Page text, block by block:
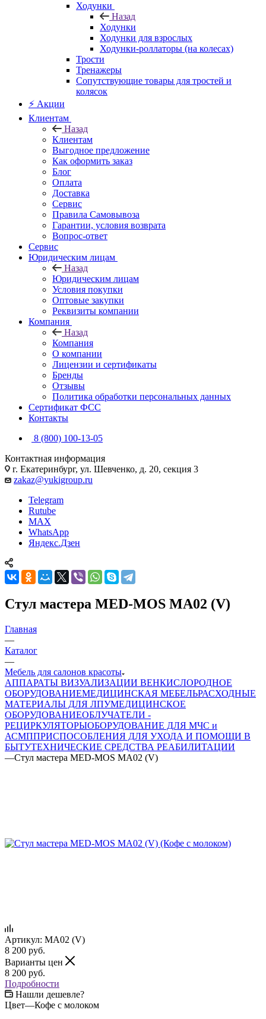
Ходунки
Назад
Ходунки
Ходунки для взрослых
Ходунки-роллаторы (на колесах)
Трости
Тренажеры
Сопутствующие товары для тростей и
колясок
⚡ Акции
Клиентам
Назад
Клиентам
Выгодное предложение
Как оформить заказ
Блог
Оплата
Доставка
Сервис
Правила Самовывоза
Гарантии, условия возврата
Вопрос-ответ
Сервис
Юридическим лицам
Назад
Юридическим лицам
Условия покупки
Оптовые закупки
Реквизиты компании
Компания
Назад
Компания
О компании
Лицензии и сертификаты
Бренды
Отзывы
Политика обработки персональных данных
Сертификат ФСС
Контакты
8 (800) 100-13-05
Контактная информация
г. Екатеринбург, ул. Шевченко, д. 20, секция 3
zakaz@yukigroup.ru
Telegram
Rutube
MAX
WhatsApp
Яндекс.Дзен
Стул мастера MED-MOS МА02 (V)
Главная
—
Каталог
—
Мебель для салонов красоты
АППАРАТЫ ВИЗУАЛИЗАЦИИ ВЕНКИСЛОРОДНОЕ
ОБОРУДОВАНИЕМЕДИЦИНСКАЯ МЕБЕЛЬРАСХОДНЫЕ
МАТЕРИАЛЫ ДЛЯ ЛПУМЕДИЦИНСКОЕ
ОБОРУДОВАНИЕОБЛУЧАТЕЛИ -
РЕЦИРКУЛЯТОРЫОБОРУДОВАНИЕ ДЛЯ МЧС и
АСМППРИСПОСОБЛЕНИЯ ДЛЯ УХОДА И ПОМОЩИ В
БЫТУТЕХНИЧЕСКИЕ СРЕДСТВА РЕАБИЛИТАЦИИ
—Стул мастера MED-MOS МА02 (V)
Артикул: MA02 (V)
8 200 руб.
Варианты цен
8 200 руб.
Подробности
Нашли дешевле?
Цвет—Кофе с молоком